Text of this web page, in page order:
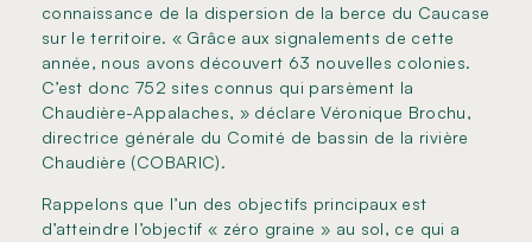
connaissance de la dispersion de la berce du Caucase
sur le territoire. « Grâce aux signalements de cette
année, nous avons découvert 63 nouvelles colonies.
C’est donc 752 sites connus qui parsèment la
Chaudière-Appalaches, » déclare Véronique Brochu,
directrice générale du Comité de bassin de la rivière
Chaudière (COBARIC).
Rappelons que l’un des objectifs principaux est
d’atteindre l’objectif « zéro graine » au sol, ce qui a